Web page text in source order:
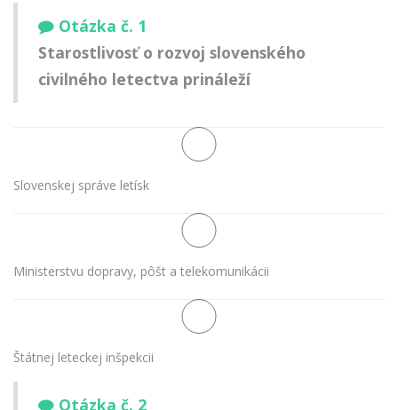
Otázka č. 1
Starostlivosť o rozvoj slovenského
civilného letectva prináleží
Slovenskej správe letísk
Ministerstvu dopravy, pôšt a telekomunikácii
Štátnej leteckej inšpekcii
Otázka č. 2